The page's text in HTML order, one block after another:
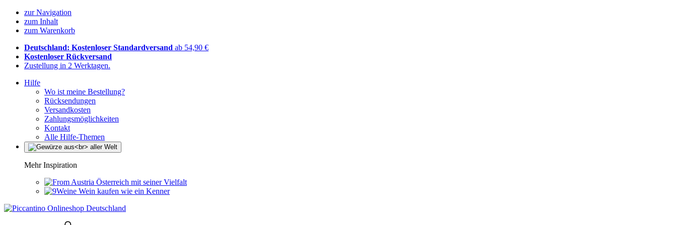
zur Navigation
zum Inhalt
zum Warenkorb
Deutschland: Kostenloser Standardversand ab 54,90 €
Kostenloser Rückversand
Zustellung in 2 Werktagen.
Hilfe
Wo ist meine Bestellung?
Rücksendungen
Versandkosten
Zahlungsmöglichkeiten
Kontakt
Alle Hilfe-Themen
Mehr Inspiration
Österreich mit seiner Vielfalt
Wein kaufen wie ein Kenner